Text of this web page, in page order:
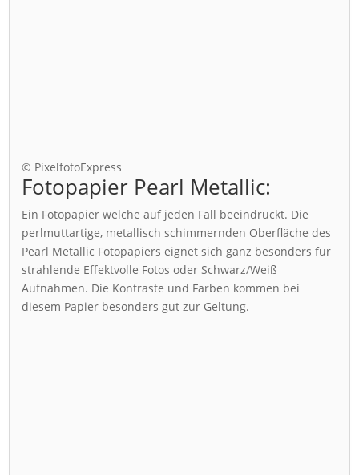
© PixelfotoExpress
Fotopapier Pearl Metallic:
Ein Fotopapier welche auf jeden Fall beeindruckt. Die
perlmuttartige, metallisch schimmernden Oberfläche des
Pearl Metallic Fotopapiers eignet sich ganz besonders für
strahlende Effektvolle Fotos oder Schwarz/Weiß
Aufnahmen. Die Kontraste und Farben kommen bei
diesem Papier besonders gut zur Geltung.